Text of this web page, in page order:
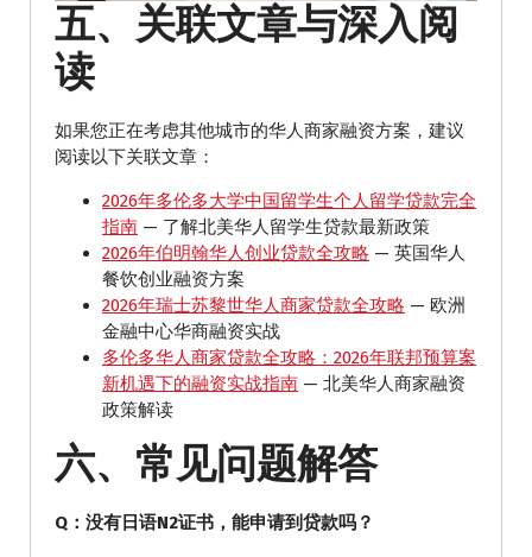
五、关联文章与深入阅
读
如果您正在考虑其他城市的华人商家融资方案，建议
阅读以下关联文章：
2026年多伦多大学中国留学生个人留学贷款完全
指南 — 了解北美华人留学生贷款最新政策
2026年伯明翰华人创业贷款全攻略 — 英国华人
餐饮创业融资方案
2026年瑞士苏黎世华人商家贷款全攻略 — 欧洲
金融中心华商融资实战
多伦多华人商家贷款全攻略：2026年联邦预算案
新机遇下的融资实战指南 — 北美华人商家融资
政策解读
六、常见问题解答
Q：没有日语N2证书，能申请到贷款吗？